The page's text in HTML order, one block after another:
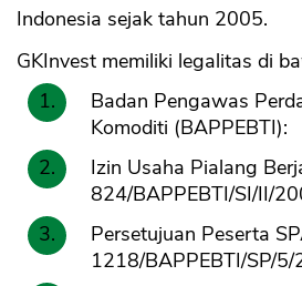
Indonesia sejak tahun 2005.
GKInvest memiliki legalitas di
Badan Pengawas
Komoditi (BAPPEBTI):
Izin Usaha Pialang
824/BAPPEBTI/SI/II/
Persetujuan Peserta
1218/BAPPEBTI/SP/5/